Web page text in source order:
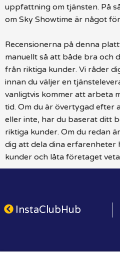
uppfattning om tjänsten. På
om Sky Showtime är något
Recensionerna på denna
manuellt så att både bra och
från riktiga kunder. Vi råder
innan du väljer en
vanligtvis kommer att arbeta
tid. Om du är övertygad efter
eller inte, har du baserat ditt
riktiga kunder. Om du redan
dig att dela dina
kunder och låta företaget
InstaClubHub